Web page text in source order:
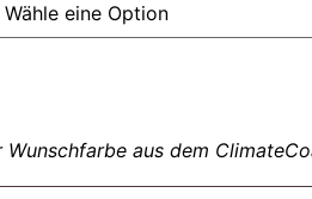
aus dem